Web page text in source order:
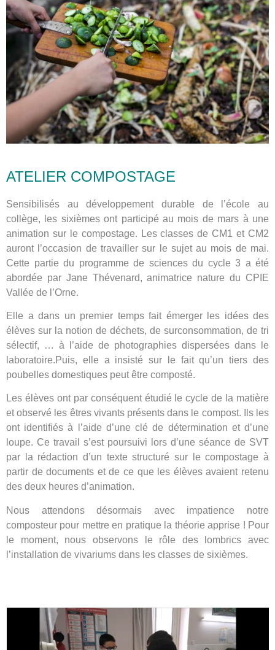
ATELIER COMPOSTAGE
Sensibilisés au développement durable de l’école au
collège, les sixièmes ont participé au mois de mars à une
animation sur le compostage. Les classes de CM1 et CM2
auront l’occasion de travailler sur le sujet au mois de mai.
Cette partie du programme de sciences du cycle 3 a été
abordée par Jane Thévenard, animatrice nature du CPIE
Vallée de l’Orne.
Elle a dans un premier temps fait émerger les idées des
élèves sur la notion de déchets, de surconsommation, de tri
sélectif, … à l’aide de photographies dispersées dans le
laboratoire.Puis, elle a insisté sur le fait qu’un tiers des
poubelles domestiques peut être composté.
Les élèves ont par conséquent étudié le cycle de la matière
et observé les êtres vivants présents dans le compost. Ils les
ont identifiés à l’aide d’une clé de détermination et d’une
loupe. Ce travail s’est poursuivi lors d’une séance de SVT
par la rédaction d’un texte structuré sur le compostage à
partir de documents et de ce que les élèves avaient retenu
des deux heures d’animation.
Nous attendons désormais avec impatience notre
composteur pour mettre en pratique la théorie apprise ! Pour
le moment, nous observons le rôle des lombrics avec
l’installation de vivariums dans les classes de sixièmes.